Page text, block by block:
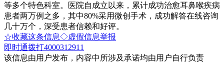
等多个特色科室。医院自成立以来，累计成功治愈耳鼻喉疾病
患者两万例之多，其中80%采用微创手术，成功解答在线咨询
几十万个，深受患者信赖和好评。
☆收藏这条信息◇虚假信息举报
即时通拨打4000312911
该信息由用户发布，内容中所涉及承诺均由用户自行负责